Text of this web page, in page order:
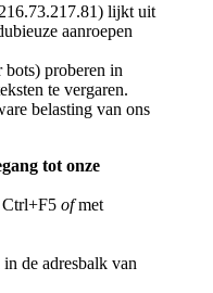
lijkt uit
aanroepen
bots) proberen in
te vergaren.
belasting van ons
tot onze
Ctrl+F5 ofmet
de adresbalk van